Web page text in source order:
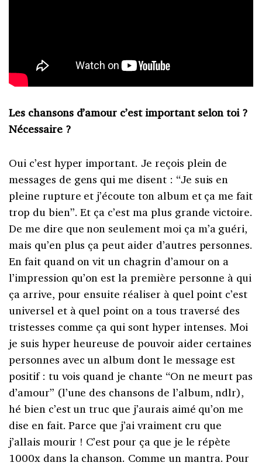
Les chansons d’amour c’est important selon toi ?
Nécessaire ?
Oui c’est hyper important. Je reçois plein de
messages de gens qui me disent : “Je suis en
pleine rupture et j’écoute ton album et ça me fait
trop du bien”. Et ça c’est ma plus grande victoire.
De me dire que non seulement moi ça m’a guéri,
mais qu’en plus ça peut aider d’autres personnes.
En fait quand on vit un chagrin d’amour on a
l’impression qu’on est la première personne à qui
ça arrive, pour ensuite réaliser à quel point c’est
universel et à quel point on a tous traversé des
tristesses comme ça qui sont hyper intenses. Moi
je suis hyper heureuse de pouvoir aider certaines
personnes avec un album dont le message est
positif : tu vois quand je chante “On ne meurt pas
d’amour” (l’une des chansons de l’album, ndlr),
hé bien c’est un truc que j’aurais aimé qu’on me
dise en fait. Parce que j’ai vraiment cru que
j’allais mourir ! C’est pour ça que je le répète
1000x dans la chanson. Comme un mantra. Pour